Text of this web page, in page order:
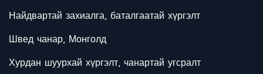
Найдвартай захиалга, баталгаатай хүргэлт
Швед чанар, Монголд
Хурдан шуурхай хүргэлт, чанартай угсралт